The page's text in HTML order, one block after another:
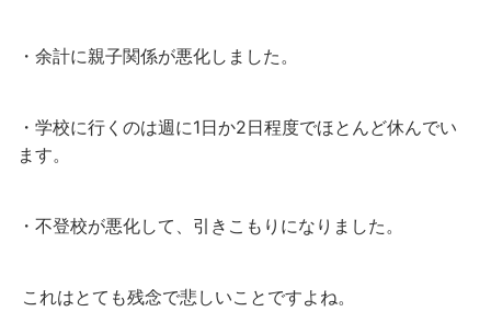
・余計に親子関係が悪化しました。
・学校に行くのは週に1日か2日程度でほとんど休んでい
ます。
・不登校が悪化して、引きこもりになりました。
これはとても残念で悲しいことですよね。